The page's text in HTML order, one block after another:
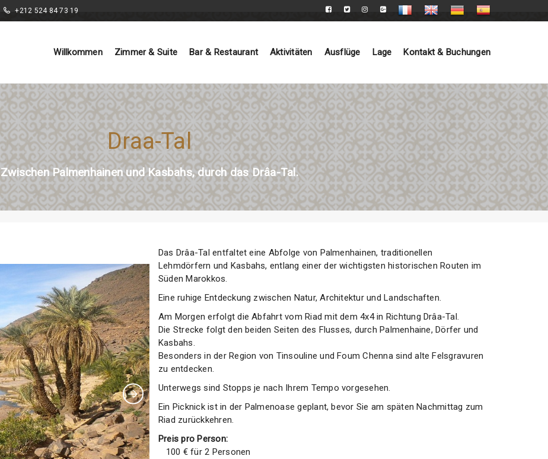
+212 524 84 73 19
Willkommen Zimmer & Suite Bar & Restaurant Aktivitäten Ausflüge Lage Kontakt & Buchungen
Draa-Tal
Zwischen Palmenhainen und Kasbahs, durch das Drâa-Tal.
Das Drâa-Tal entfaltet eine Abfolge von Palmenhainen, traditionellen
Lehmdörfern und Kasbahs, entlang einer der wichtigsten historischen Routen im
Süden Marokkos.
Eine ruhige Entdeckung zwischen Natur, Architektur und Landschaften.
Am Morgen erfolgt die Abfahrt vom Riad mit dem 4x4 in Richtung Drâa-Tal.
Die Strecke folgt den beiden Seiten des Flusses, durch Palmenhaine, Dörfer und
Kasbahs.
Besonders in der Region von Tinsouline und Foum Chenna sind alte Felsgravuren
zu entdecken.
Unterwegs sind Stopps je nach Ihrem Tempo vorgesehen.
Ein Picknick ist in der Palmenoase geplant, bevor Sie am späten Nachmittag zum
Riad zurückkehren.
Preis pro Person:
100 € für 2 Personen